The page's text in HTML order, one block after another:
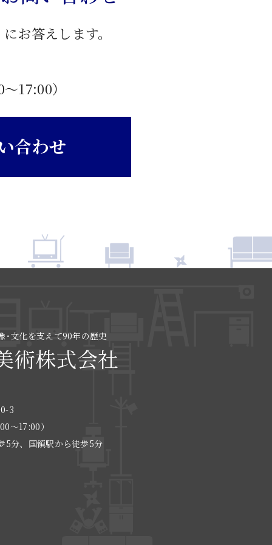
お答えします。
〜17:00）
合わせ
･文化を支えて90年の歴史
術株式会社
3
〜17:00）
分、国領駅から徒歩5分